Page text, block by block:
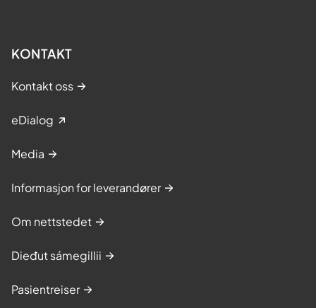
KONTAKT
Kontakt oss
eDialog
Media
Informasjon for leverandører
Om nettstedet
Dieđut sámegillii
Pasientreiser